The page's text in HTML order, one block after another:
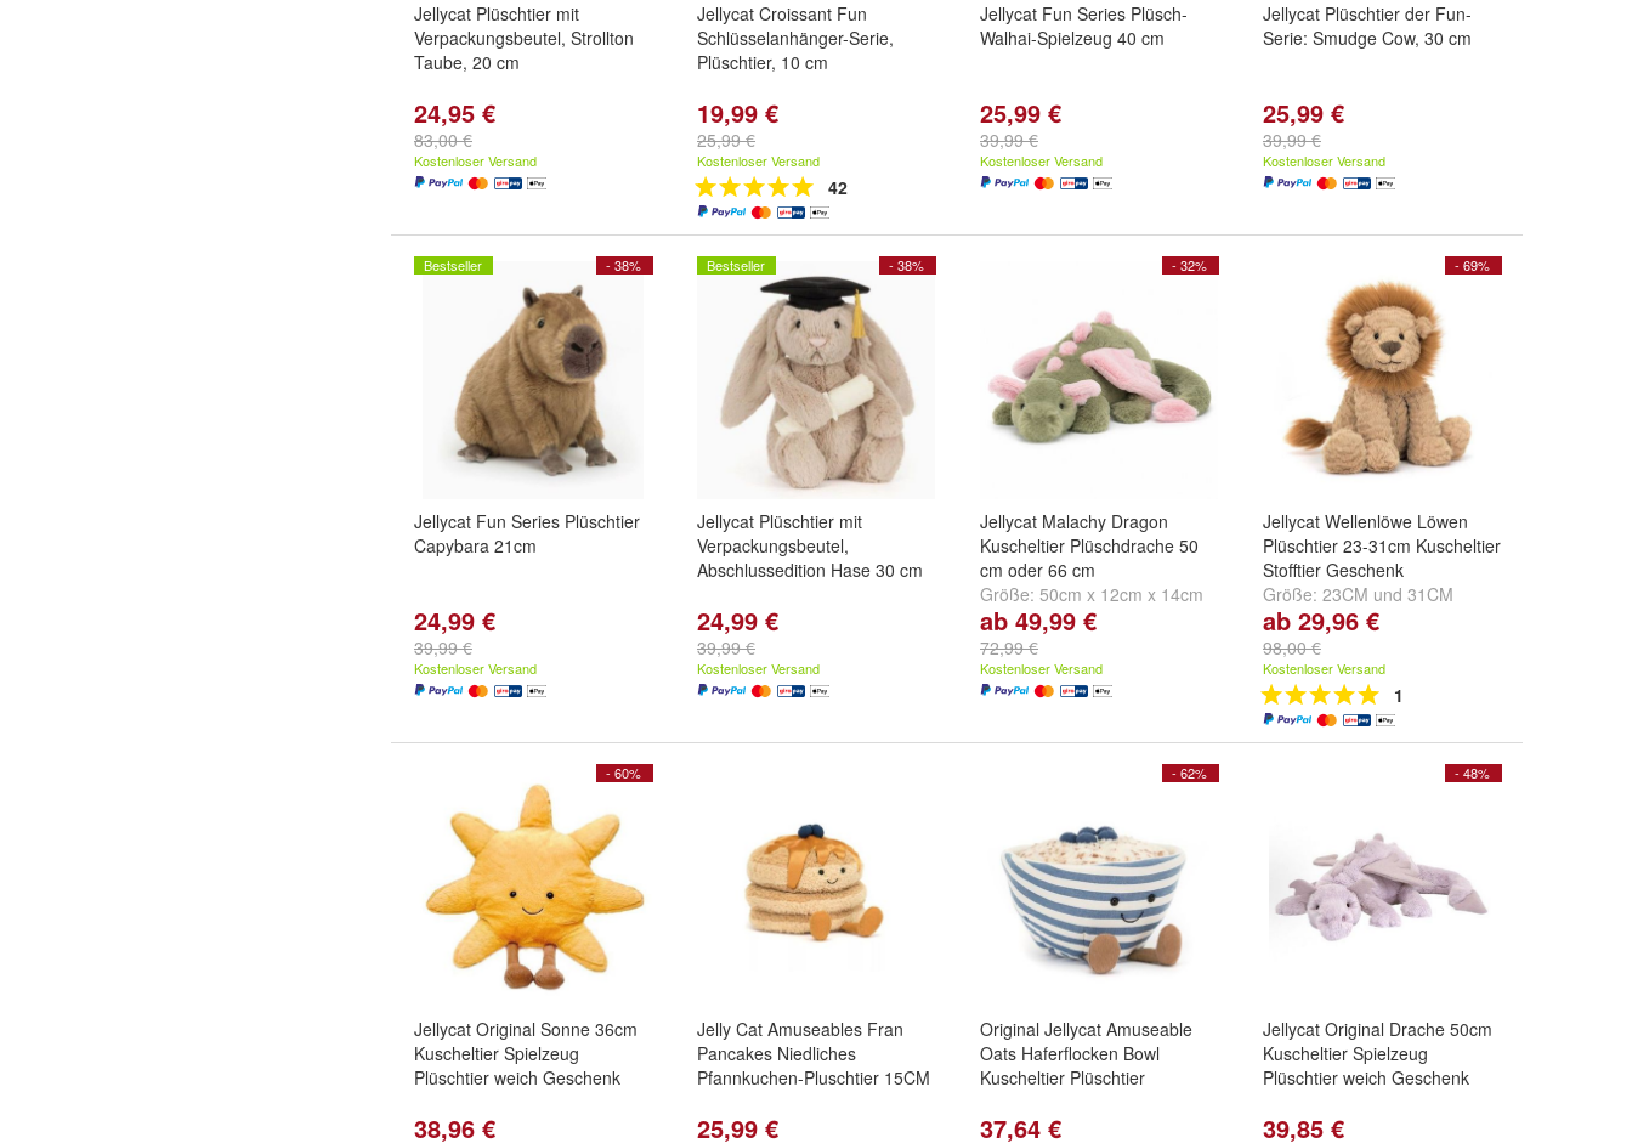
Jellycat Plüschtier mit
Verpackungsbeutel, Strollton
Taube, 20 cm
24,95 €
83,00 €
Kostenloser Versand
Jellycat Croissant Fun
Schlüsselanhänger-Serie,
Plüschtier, 10 cm
19,99 €
25,99 €
Kostenloser Versand
42
Jellycat Fun Series Plüsch-
Walhai-Spielzeug 40 cm
25,99 €
39,99 €
Kostenloser Versand
Jellycat Plüschtier der Fun-
Serie: Smudge Cow, 30 cm
25,99 €
39,99 €
Kostenloser Versand
- 38%
Bestseller
Jellycat Fun Series Plüschtier
Capybara 21cm
24,99 €
39,99 €
Kostenloser Versand
- 38%
Bestseller
Jellycat Plüschtier mit
Verpackungsbeutel,
Abschlussedition Hase 30 cm
24,99 €
39,99 €
Kostenloser Versand
- 32%
Jellycat Malachy Dragon
Kuscheltier Plüschdrache 50
cm oder 66 cm
Größe: 50cm x 12cm x 14cm
und 66cm x 19cm x 20cm
ab 49,99 €
72,99 €
Kostenloser Versand
- 69%
Jellycat Wellenlöwe Löwen
Plüschtier 23-31cm Kuscheltier
Stofftier Geschenk
Größe: 23CM und 31CM
ab 29,96 €
98,00 €
Kostenloser Versand
1
- 60%
Jellycat Original Sonne 36cm
Kuscheltier Spielzeug
Plüschtier weich Geschenk
38,96 €
Jelly Cat Amuseables Fran
Pancakes Niedliches
Pfannkuchen-Pluschtier 15CM
25,99 €
- 62%
Original Jellycat Amuseable
Oats Haferflocken Bowl
Kuscheltier Plüschtier
37,64 €
- 48%
Jellycat Original Drache 50cm
Kuscheltier Spielzeug
Plüschtier weich Geschenk
39,85 €